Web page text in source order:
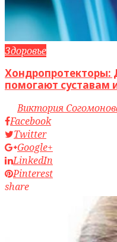
Здоровье
Хондропротекторы:
помогают суставам
byВиктория
Facebook
Twitter
Google+
LinkedIn
Pinterest
share